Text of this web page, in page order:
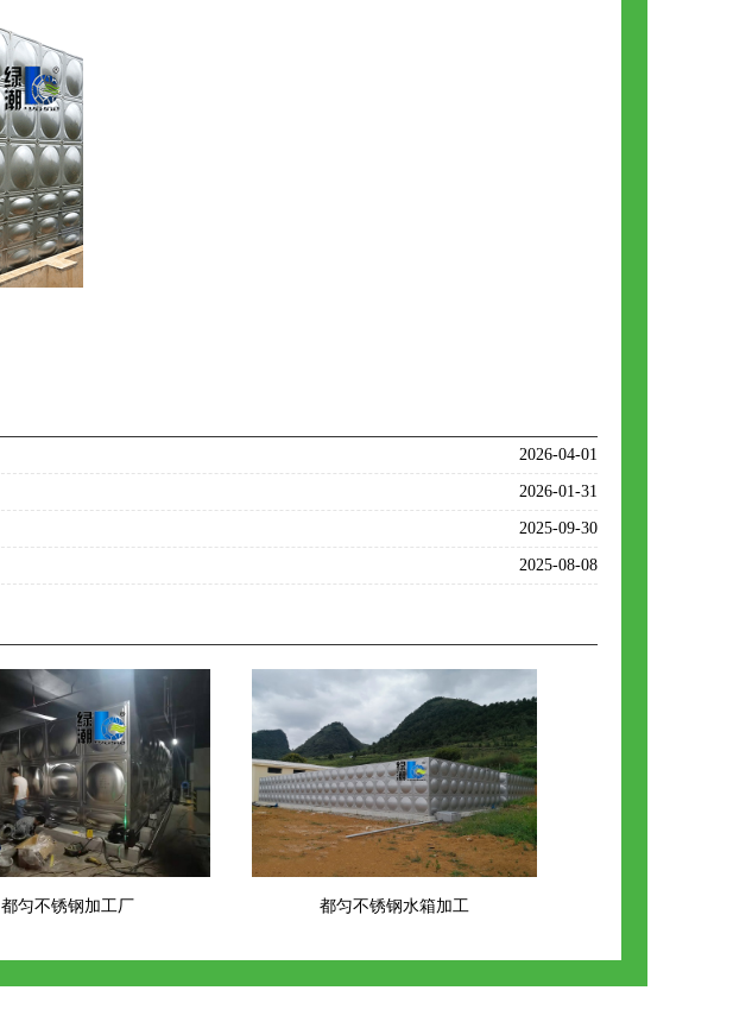
2026-04-01
2026-01-31
2025-09-30
2025-08-08
都匀不锈钢加工厂 都匀不锈钢水箱加工